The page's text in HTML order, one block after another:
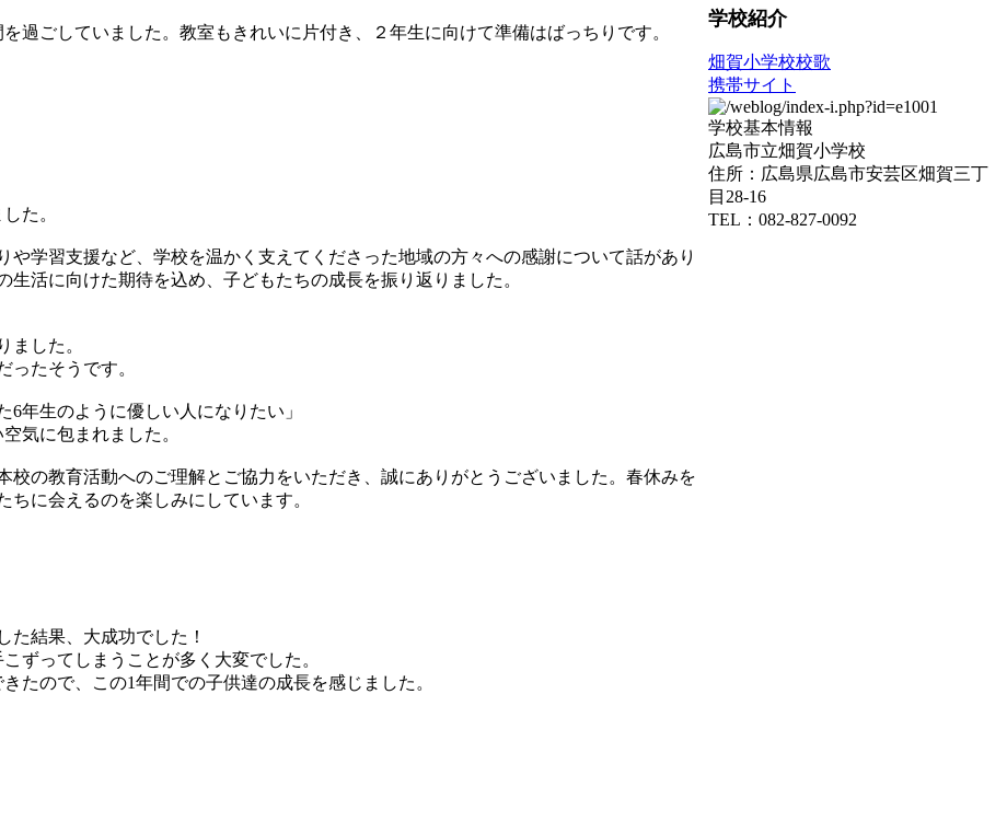
過ごしていました。教室もきれいに片付き、２年生に向けて準備はばっちりです。
た。
や学習支援など、学校を温かく支えてくださった地域の方々への感謝について話があり
生活に向けた期待を込め、子どもたちの成長を振り返りました。
ました。
ったそうです。
6年生のように優しい人になりたい」
気に包まれました。
校の教育活動へのご理解とご協力をいただき、誠にありがとうございました。春休みを
に会えるのを楽しみにしています。
た結果、大成功でした！
ずってしまうことが多く大変でした。
たので、この1年間での子供達の成長を感じました。
学校紹介
畑賀小学校校歌
携帯サイト
学校基本情報
広島市立畑賀小学校
住所：広島県広島市安芸区畑賀三丁
目28-16
TEL：082-827-0092